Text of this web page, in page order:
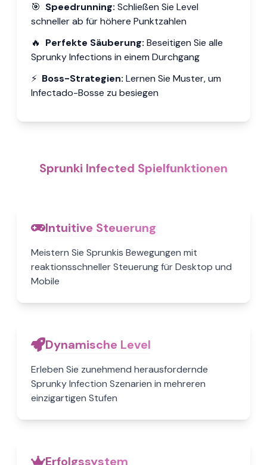
🎯 Speedrunning: Schließen Sie Level
schneller ab für höhere Punktzahlen
🔥 Perfekte Säuberung: Beseitigen Sie alle
Sprunky Infections in einem Durchgang
⚡ Boss-Strategien: Lernen Sie Muster, um
Infectado-Bosse zu besiegen
Sprunki Infected Spielfunktionen
Intuitive Steuerung
Meistern Sie Sprunkis Bewegungen mit
reaktionsschneller Steuerung für Desktop und
Mobile
Dynamische Level
Erleben Sie zunehmend herausfordernde
Sprunky Infection Szenarien in mehreren
einzigartigen Stufen
Erfolgssystem